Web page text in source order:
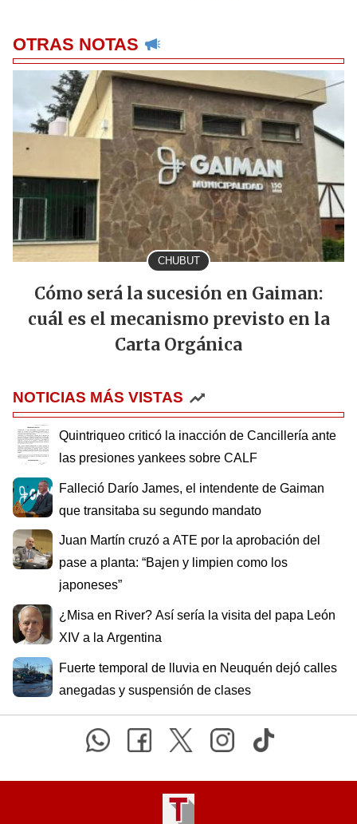
OTRAS NOTAS
CHUBUT
Cómo será la sucesión en Gaiman:
cuál es el mecanismo previsto en la
Carta Orgánica
NOTICIAS MÁS VISTAS
Quintriqueo criticó la inacción de Cancillería ante
las presiones yankees sobre CALF
Falleció Darío James, el intendente de Gaiman
que transitaba su segundo mandato
Juan Martín cruzó a ATE por la aprobación del
pase a planta: “Bajen y limpien como los
japoneses”
¿Misa en River? Así sería la visita del papa León
XIV a la Argentina
Fuerte temporal de lluvia en Neuquén dejó calles
anegadas y suspensión de clases